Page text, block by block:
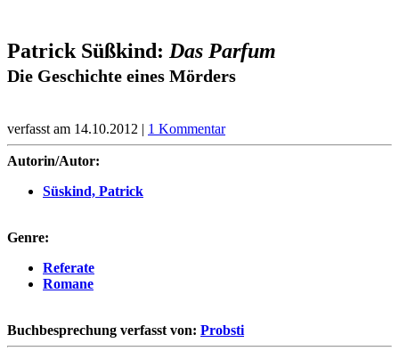
Patrick Süßkind: Das Parfum
Die Geschichte eines Mörders
verfasst am 14.10.2012 | 1 Kommentar
Autorin/Autor:
Süskind, Patrick
Genre:
Referate
Romane
Buchbesprechung verfasst von: Probsti